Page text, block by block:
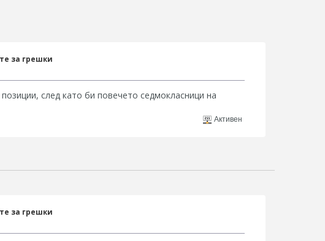
за грешки
след като би повечето седмокласници на
Активен
за грешки